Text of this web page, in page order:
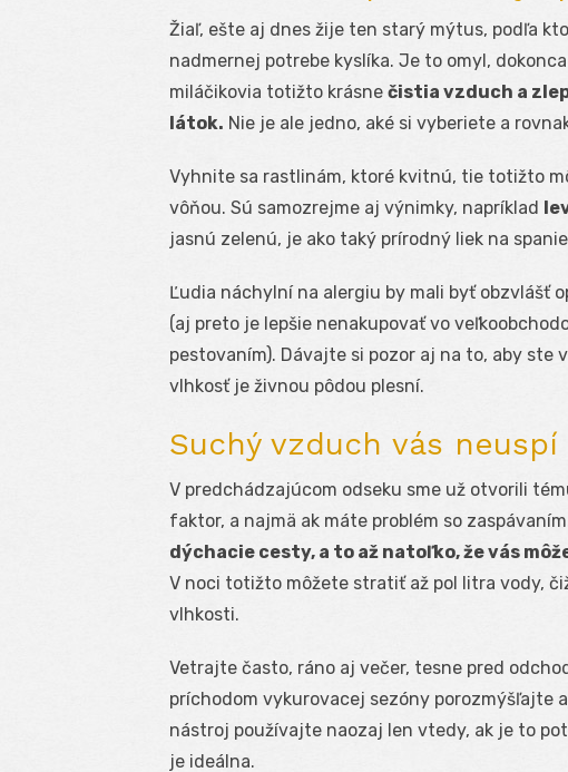
Žiaľ, ešte aj dnes žije ten starý mýtus, podľa
nadmernej potrebe kyslíka. Je to omyl,
miláčikovia totižto krásne čistia vzduch a
látok. Nie je ale jedno, aké si vyberiete a
Vyhnite sa rastlinám, ktoré kvitnú, tie totižto
vôňou. Sú samozrejme aj výnimky, napríklad
jasnú zelenú, je ako taký prírodný liek na
Ľudia náchylní na alergiu by mali byť obzvlášť
(aj preto je lepšie nenakupovať vo
pestovaním). Dávajte si pozor aj na to, aby ste
vlhkosť je živnou pôdou plesní.
Suchý vzduch vás neuspí
V predchádzajúcom odseku sme už otvorili
faktor, a najmä ak máte problém so
dýchacie cesty, a to až natoľko, že vás
V noci totižto môžete stratiť až pol litra vody,
vlhkosti.
Vetrajte často, ráno aj večer, tesne pred
príchodom vykurovacej sezóny porozmýšľajte
nástroj používajte naozaj len vtedy, ak je to
je ideálna.